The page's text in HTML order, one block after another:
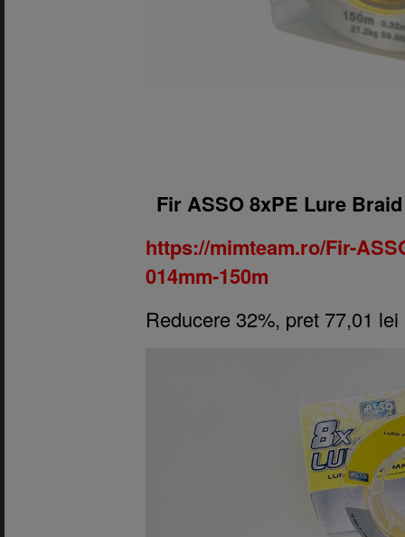
Fir ASSO 8xPE Lure
https://mimteam.ro/Fir-
014mm-150m
Reducere 32%, pret 77,01 lei